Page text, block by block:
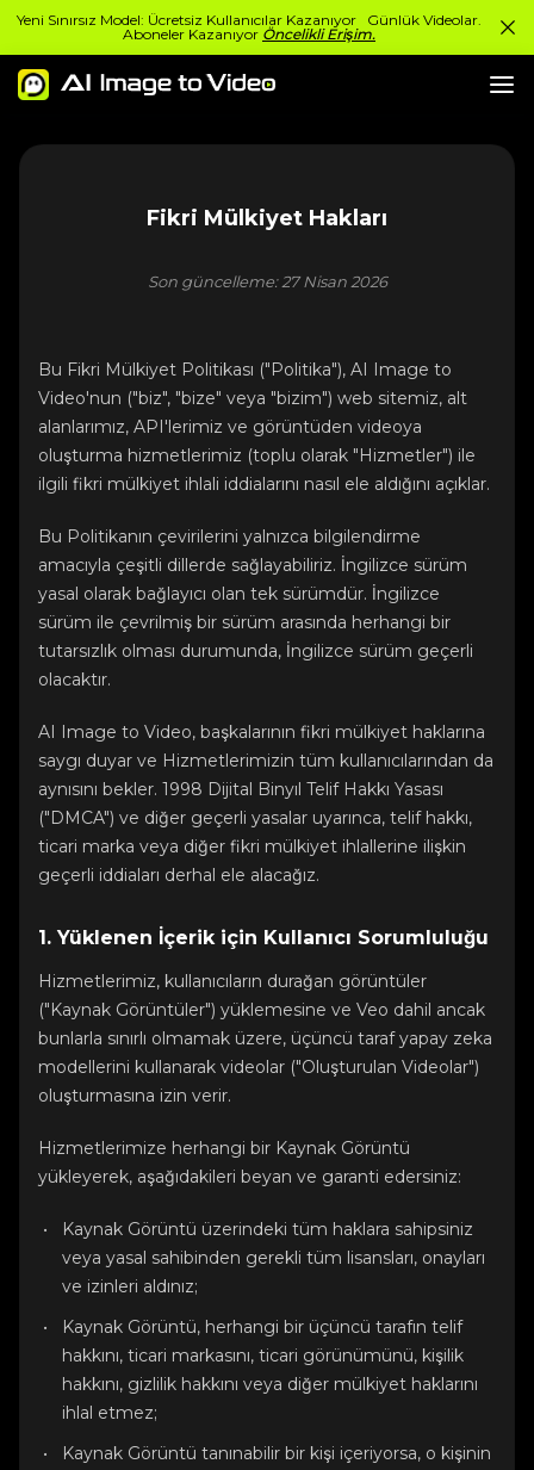
Yeni Sınırsız Model: Ücretsiz Kullanıcılar Kazanıyor Günlük Videolar.
Aboneler Kazanıyor Öncelikli Erişim.
Fikri Mülkiyet Hakları
Son güncelleme: 27 Nisan 2026
Bu Fikri Mülkiyet Politikası ("Politika"), AI Image to
Video'nun ("biz", "bize" veya "bizim") web sitemiz, alt
alanlarımız, API'lerimiz ve görüntüden videoya
oluşturma hizmetlerimiz (toplu olarak "Hizmetler") ile
ilgili fikri mülkiyet ihlali iddialarını nasıl ele aldığını açıklar.
Bu Politikanın çevirilerini yalnızca bilgilendirme
amacıyla çeşitli dillerde sağlayabiliriz. İngilizce sürüm
yasal olarak bağlayıcı olan tek sürümdür. İngilizce
sürüm ile çevrilmiş bir sürüm arasında herhangi bir
tutarsızlık olması durumunda, İngilizce sürüm geçerli
olacaktır.
AI Image to Video, başkalarının fikri mülkiyet haklarına
saygı duyar ve Hizmetlerimizin tüm kullanıcılarından da
aynısını bekler. 1998 Dijital Binyıl Telif Hakkı Yasası
("DMCA") ve diğer geçerli yasalar uyarınca, telif hakkı,
ticari marka veya diğer fikri mülkiyet ihlallerine ilişkin
geçerli iddiaları derhal ele alacağız.
1. Yüklenen İçerik için Kullanıcı Sorumluluğu
Hizmetlerimiz, kullanıcıların durağan görüntüler
("Kaynak Görüntüler") yüklemesine ve Veo dahil ancak
bunlarla sınırlı olmamak üzere, üçüncü taraf yapay zeka
modellerini kullanarak videolar ("Oluşturulan Videolar")
oluşturmasına izin verir.
Hizmetlerimize herhangi bir Kaynak Görüntü
yükleyerek, aşağıdakileri beyan ve garanti edersiniz:
Kaynak Görüntü üzerindeki tüm haklara sahipsiniz
veya yasal sahibinden gerekli tüm lisansları, onayları
ve izinleri aldınız;
Kaynak Görüntü, herhangi bir üçüncü tarafın telif
hakkını, ticari markasını, ticari görünümünü, kişilik
hakkını, gizlilik hakkını veya diğer mülkiyet haklarını
ihlal etmez;
Kaynak Görüntü tanınabilir bir kişi içeriyorsa, o kişinin